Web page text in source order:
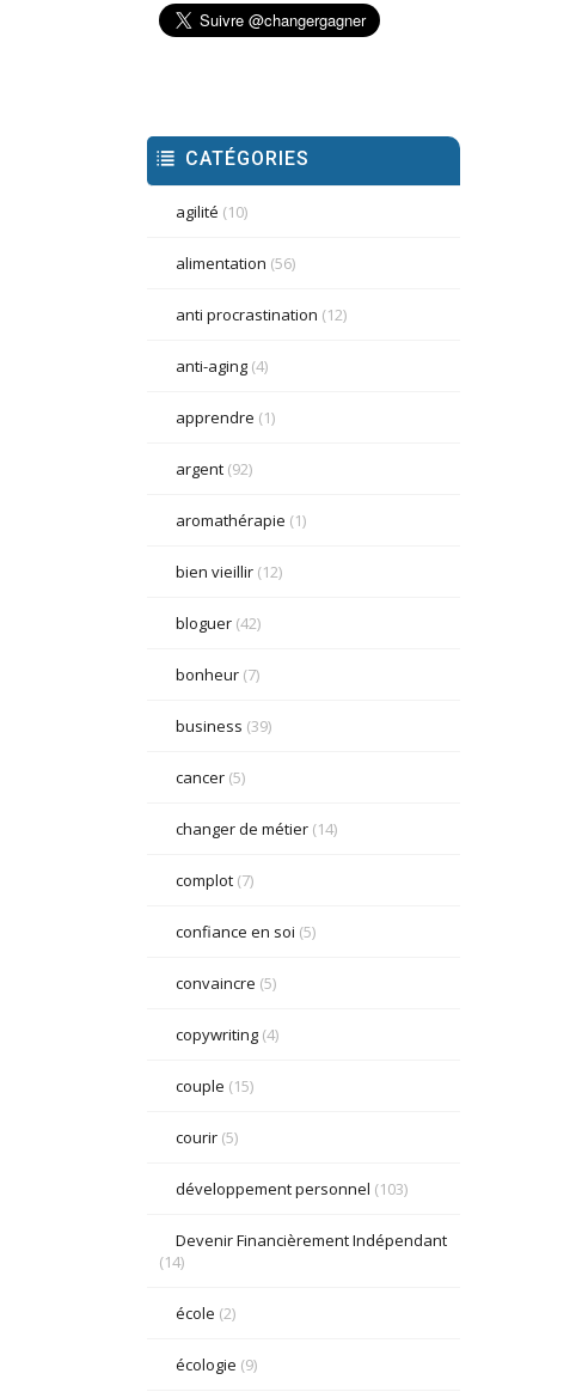
CATÉGORIES
agilité (10)
alimentation (56)
anti procrastination (12)
anti-aging(4)
apprendre (1)
argent(92)
aromathérapie (1)
bien vieillir(12)
bloguer(42)
bonheur(7)
business (39)
cancer(5)
changer de métier(14)
complot(7)
confiance en soi (5)
convaincre (5)
copywriting(4)
couple (15)
courir(5)
développement personnel (103)
Devenir Financièrement Indépendant
(14)
école (2)
écologie (9)